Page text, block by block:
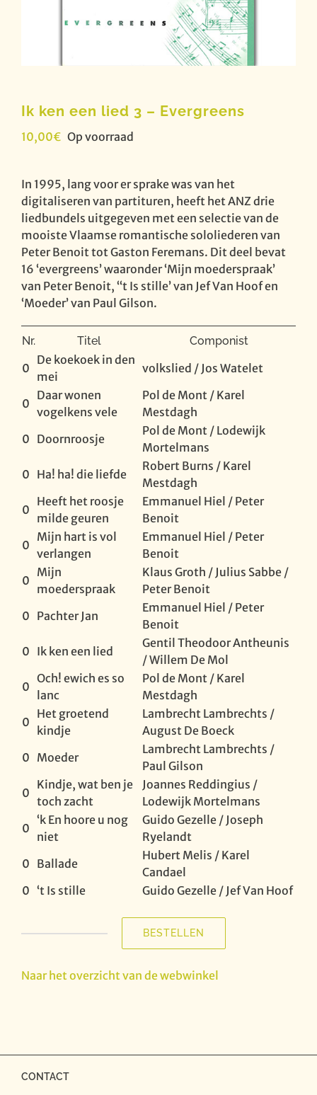
Ik ken een lied 3 – Evergreens
10,00€ Op voorraad
In 1995, lang voor er sprake was van het
digitaliseren van partituren, heeft het ANZ drie
liedbundels uitgegeven met een selectie van de
mooiste Vlaamse romantische sololiederen van
Peter Benoit tot Gaston Feremans. Dit deel bevat
16 ‘evergreens’ waaronder ‘Mijn moederspraak’
van Peter Benoit, ‘‘t Is stille’ van Jef Van Hoof en
‘Moeder’ van Paul Gilson.
Nr. Titel Componist
0
De koekoek in den
mei
volkslied / Jos Watelet
0
Daar wonen
vogelkens vele
Pol de Mont / Karel
Mestdagh
0 Doornroosje
Pol de Mont / Lodewijk
Mortelmans
0 Ha! ha! die liefde
Robert Burns / Karel
Mestdagh
0
Heeft het roosje
milde geuren
Emmanuel Hiel / Peter
Benoit
0
Mijn hart is vol
verlangen
Emmanuel Hiel / Peter
Benoit
0
Mijn
moederspraak
Klaus Groth / Julius Sabbe /
Peter Benoit
0 Pachter Jan
Emmanuel Hiel / Peter
Benoit
0 Ik ken een lied
Gentil Theodoor Antheunis
/ Willem De Mol
0
Och! ewich es so
lanc
Pol de Mont / Karel
Mestdagh
0
Het groetend
kindje
Lambrecht Lambrechts /
August De Boeck
0 Moeder
Lambrecht Lambrechts /
Paul Gilson
0
Kindje, wat ben je
toch zacht
Joannes Reddingius /
Lodewijk Mortelmans
0
‘k En hoore u nog
niet
Guido Gezelle / Joseph
Ryelandt
0 Ballade
Hubert Melis / Karel
Candael
0 ‘t Is stille Guido Gezelle / Jef Van Hoof
een
aantal
BESTELLEN
Naar het overzicht van de webwinkel
CONTACT